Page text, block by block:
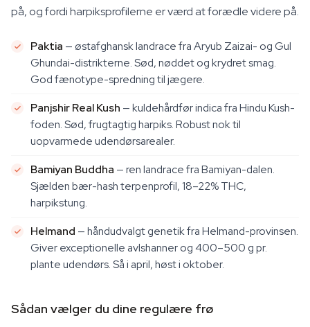
på, og fordi harpiksprofilerne er værd at forædle videre på.
Paktia — østafghansk landrace fra Aryub Zaizai- og Gul
Ghundai-distrikterne. Sød, nøddet og krydret smag.
God fænotype-spredning til jægere.
Panjshir Real Kush — kuldehårdfør indica fra Hindu Kush-
foden. Sød, frugtagtig harpiks. Robust nok til
uopvarmede udendørsarealer.
Bamiyan Buddha — ren landrace fra Bamiyan-dalen.
Sjælden bær-hash terpenprofil, 18–22% THC,
harpikstung.
Helmand — håndudvalgt genetik fra Helmand-provinsen.
Giver exceptionelle avlshanner og 400–500 g pr.
plante udendørs. Så i april, høst i oktober.
Sådan vælger du dine regulære frø